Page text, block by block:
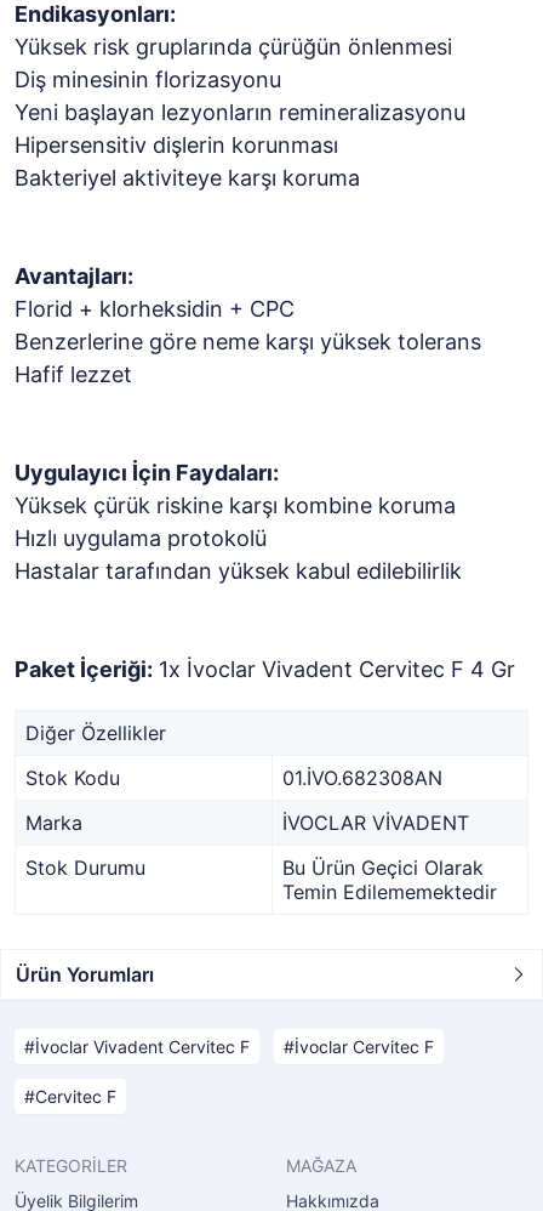
Endikasyonları:
Yüksek risk gruplarında çürüğün önlenmesi
Diş minesinin florizasyonu
Yeni başlayan lezyonların remineralizasyonu
Hipersensitiv dişlerin korunması
Bakteriyel aktiviteye karşı koruma
Avantajları:
Florid + klorheksidin + CPC
Benzerlerine göre neme karşı yüksek tolerans
Hafif lezzet
Uygulayıcı İçin Faydaları:
Yüksek çürük riskine karşı kombine koruma
Hızlı uygulama protokolü
Hastalar tarafından yüksek kabul edilebilirlik
Paket İçeriği: 1x İvoclar Vivadent Cervitec F 4 Gr
Diğer Özellikler
Stok Kodu
01.İVO.682308AN
Marka
İVOCLAR VİVADENT
Stok Durumu
Bu Ürün Geçici Olarak
Temin Edilememektedir
Ürün Yorumları
İvoclar Vivadent Cervitec F İvoclar Cervitec F
Cervitec F
KATEGORİLER
Üyelik Bilgilerim
MAĞAZA
Hakkımızda